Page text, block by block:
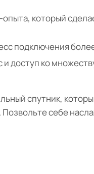
который
подключения
доступ ко
спутник,
себе